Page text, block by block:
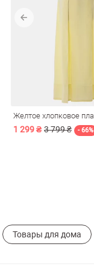
1 299 ₴ 3 799 ₴ - 66%
Товары для дома